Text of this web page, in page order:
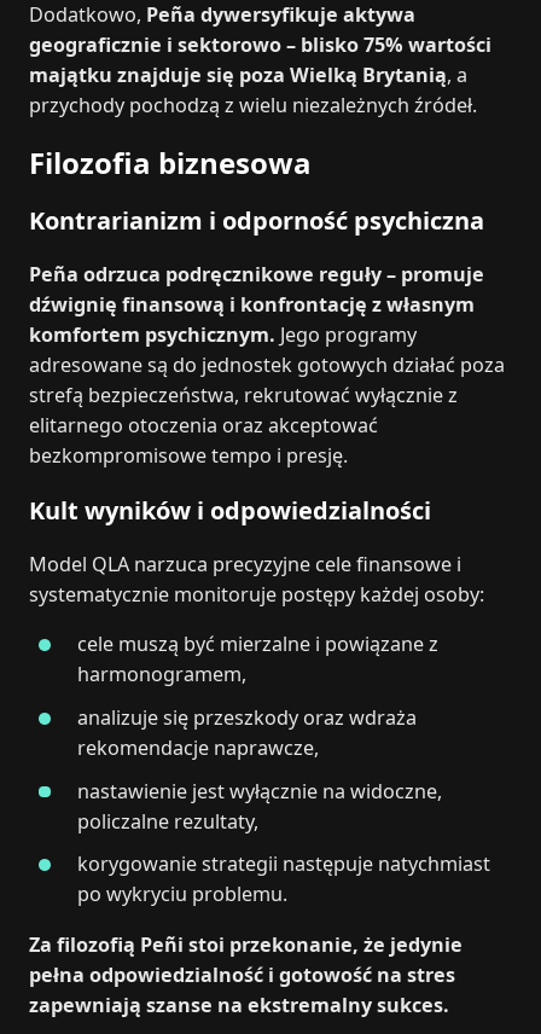
Dodatkowo, Peña dywersyfikuje aktywa
geograficznie i sektorowo – blisko 75% wartości
majątku znajduje się poza Wielką Brytanią, a
przychody pochodzą z wielu niezależnych źródeł.
Filozofia biznesowa
Kontrarianizm i odporność psychiczna
Peña odrzuca podręcznikowe reguły – promuje
dźwignię finansową i konfrontację z własnym
komfortem psychicznym. Jego programy
adresowane są do jednostek gotowych działać poza
strefą bezpieczeństwa, rekrutować wyłącznie z
elitarnego otoczenia oraz akceptować
bezkompromisowe tempo i presję.
Kult wyników i odpowiedzialności
Model QLA narzuca precyzyjne cele finansowe i
systematycznie monitoruje postępy każdej osoby:
cele muszą być mierzalne i powiązane z
harmonogramem,
analizuje się przeszkody oraz wdraża
rekomendacje naprawcze,
nastawienie jest wyłącznie na widoczne,
policzalne rezultaty,
korygowanie strategii następuje natychmiast
po wykryciu problemu.
Za filozofią Peñi stoi przekonanie, że jedynie
pełna odpowiedzialność i gotowość na stres
zapewniają szanse na ekstremalny sukces.